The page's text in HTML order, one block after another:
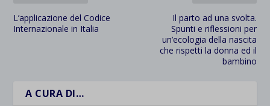
L’applicazione del Codice
Internazionale in Italia
Il parto ad una svolta.
Spunti e riflessioni per
un’ecologia della nascita
che rispetti la donna ed il
bambino
A CURA DI…